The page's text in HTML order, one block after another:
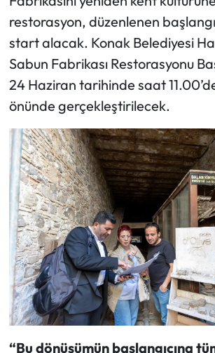
restorasyon, düzenlenen
start alacak. Konak Belediyesi
Sabun Fabrikası Restorasyonu
24 Haziran tarihinde saat
önünde gerçekleştirilecek.
“Bu dönüşümün başlangıcına